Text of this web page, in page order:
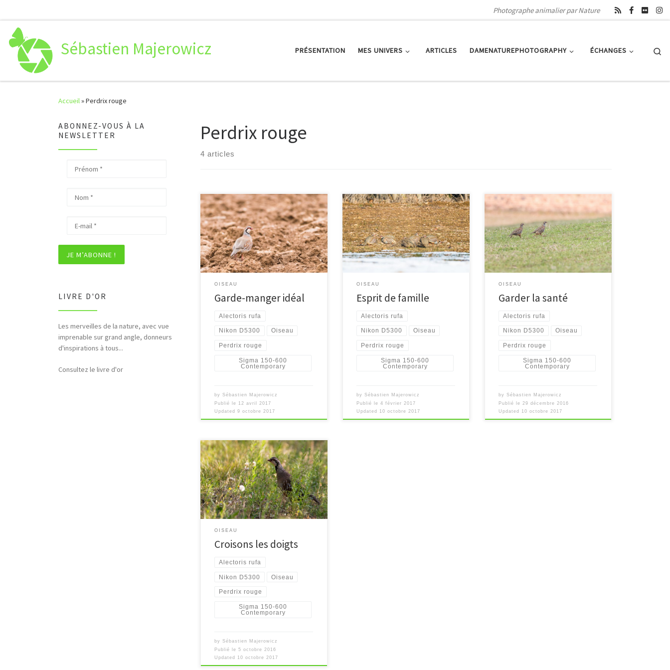
Photographe animalier par Nature
Sébastien Majerowicz PRÉSENTATION MES UNIVERS ARTICLES DAMENATUREPHOTOGRAPHY ÉCHANGES
Accueil»Perdrix rouge
Perdrix rouge
4 articles
[…]
OISEAU
Garde-manger idéal
Alectoris rufa
Nikon D5300 Oiseau
Perdrix rouge
Sigma 150-600
Contemporary
bySébastien Majerowicz
Publié le 12 avril 2017
Updated9 octobre 2017
[…]
OISEAU
Esprit de famille
Alectoris rufa
Nikon D5300 Oiseau
Perdrix rouge
Sigma 150-600
Contemporary
bySébastien Majerowicz
Publié le4 février 2017
Updated 10 octobre 2017
[…]
OISEAU
Garder la santé
Alectoris rufa
Nikon D5300 Oiseau
Perdrix rouge
Sigma 150-600
Contemporary
bySébastien Majerowicz
Publié le29 décembre 2016
Updated 10 octobre 2017
[…]
OISEAU
Croisons les doigts
Alectoris rufa
Nikon D5300 Oiseau
Perdrix rouge
Sigma 150-600
Contemporary
bySébastien Majerowicz
Publié le5 octobre 2016
Updated 10 octobre 2017
ABONNEZ-VOUS À LA
NEWSLETTER
LIVRE D'OR
Les merveilles de la nature, avec vue
imprenable sur grand angle, donneurs
d'inspirations à tous...
Consultez le livre d'or